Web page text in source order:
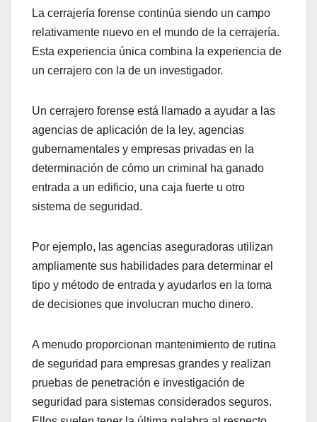
La cerrajería forense continúa siendo un campo
relativamente nuevo en el mundo de la cerrajería.
Esta experiencia única combina la experiencia de
un cerrajero con la de un investigador.
Un cerrajero forense está llamado a ayudar a las
agencias de aplicación de la ley, agencias
gubernamentales y empresas privadas en la
determinación de cómo un criminal ha ganado
entrada a un edificio, una caja fuerte u otro
sistema de seguridad.
Por ejemplo, las agencias aseguradoras utilizan
ampliamente sus habilidades para determinar el
tipo y método de entrada y ayudarlos en la toma
de decisiones que involucran mucho dinero.
A menudo proporcionan mantenimiento de rutina
de seguridad para empresas grandes y realizan
pruebas de penetración e investigación de
seguridad para sistemas considerados seguros.